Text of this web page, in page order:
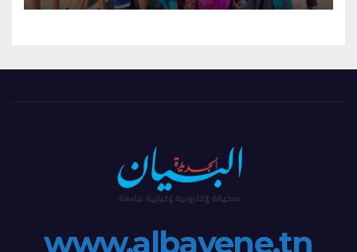
www.albayene.tn